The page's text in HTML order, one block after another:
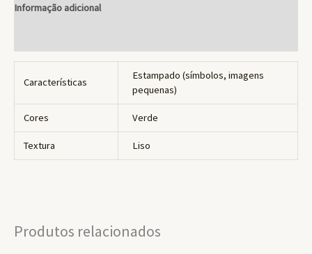
Informação adicional
Características
Estampado (símbolos, imagens
pequenas)
Cores Verde
Textura Liso
Produtos relacionados